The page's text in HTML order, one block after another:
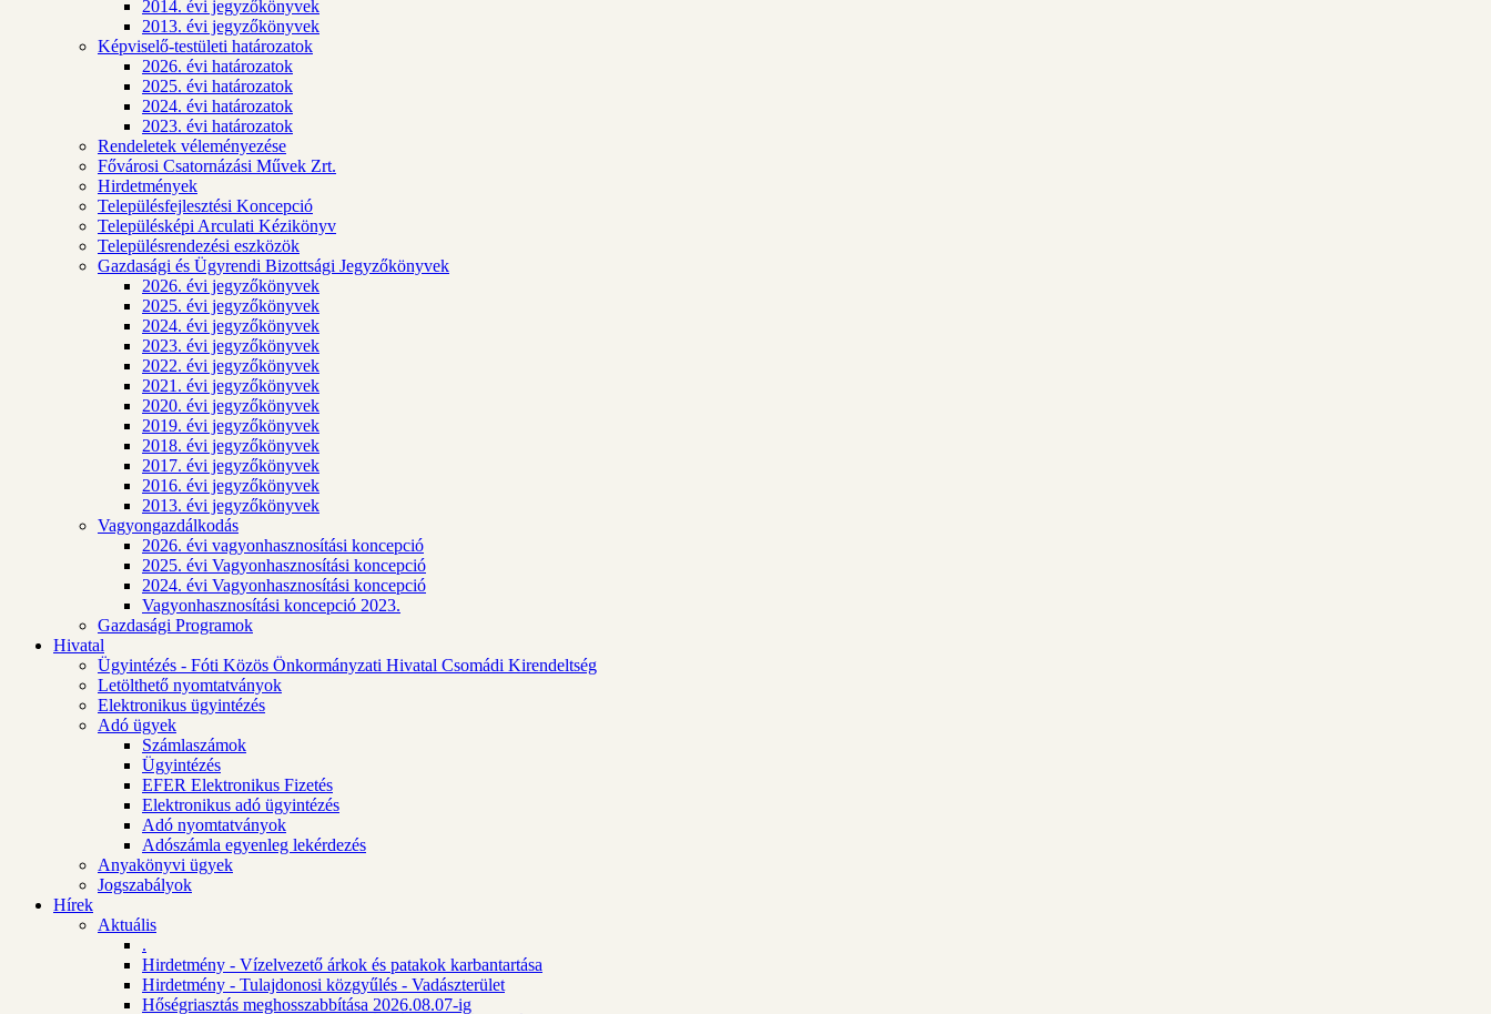
2014. évi jegyzőkönyvek
2013. évi jegyzőkönyvek
Képviselő-testületi határozatok
2026. évi határozatok
2025. évi határozatok
2024. évi határozatok
2023. évi határozatok
Rendeletek véleményezése
Fővárosi Csatornázási Művek Zrt.
Hirdetmények
Településfejlesztési Koncepció
Településképi Arculati Kézikönyv
Településrendezési eszközök
Gazdasági és Ügyrendi Bizottsági Jegyzőkönyvek
2026. évi jegyzőkönyvek
2025. évi jegyzőkönyvek
2024. évi jegyzőkönyvek
2023. évi jegyzőkönyvek
2022. évi jegyzőkönyvek
2021. évi jegyzőkönyvek
2020. évi jegyzőkönyvek
2019. évi jegyzőkönyvek
2018. évi jegyzőkönyvek
2017. évi jegyzőkönyvek
2016. évi jegyzőkönyvek
2013. évi jegyzőkönyvek
Vagyongazdálkodás
2026. évi vagyonhasznosítási koncepció
2025. évi Vagyonhasznosítási koncepció
2024. évi Vagyonhasznosítási koncepció
Vagyonhasznosítási koncepció 2023.
Gazdasági Programok
Hivatal
Ügyintézés - Fóti Közös Önkormányzati Hivatal Csomádi Kirendeltség
Letölthető nyomtatványok
Elektronikus ügyintézés
Adó ügyek
Számlaszámok
Ügyintézés
EFER Elektronikus Fizetés
Elektronikus adó ügyintézés
Adó nyomtatványok
Adószámla egyenleg lekérdezés
Anyakönyvi ügyek
Jogszabályok
Hírek
Aktuális
.
Hirdetmény - Vízelvezető árkok és patakok karbantartása
Hirdetmény - Tulajdonosi közgyűlés - Vadászterület
Hőségriasztás meghosszabbítása 2026.08.07-ig